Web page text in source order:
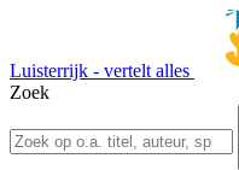
Luisterrijk - vertelt alles
Zoek